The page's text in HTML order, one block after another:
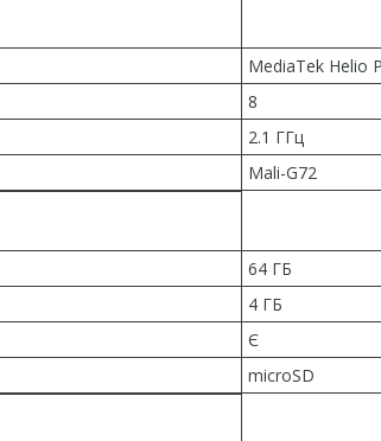
MediaTek Helio
8
2.1 ГГц
Mali-G72
64 ГБ
4 ГБ
Є
microSD